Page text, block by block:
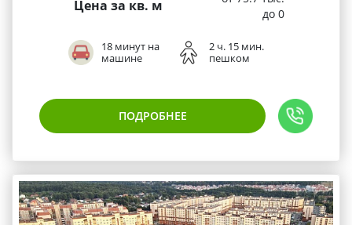
Цена за кв. м
до 0
18 минут на
машине
2 ч. 15 мин.
пешком
ПОДРОБНЕЕ